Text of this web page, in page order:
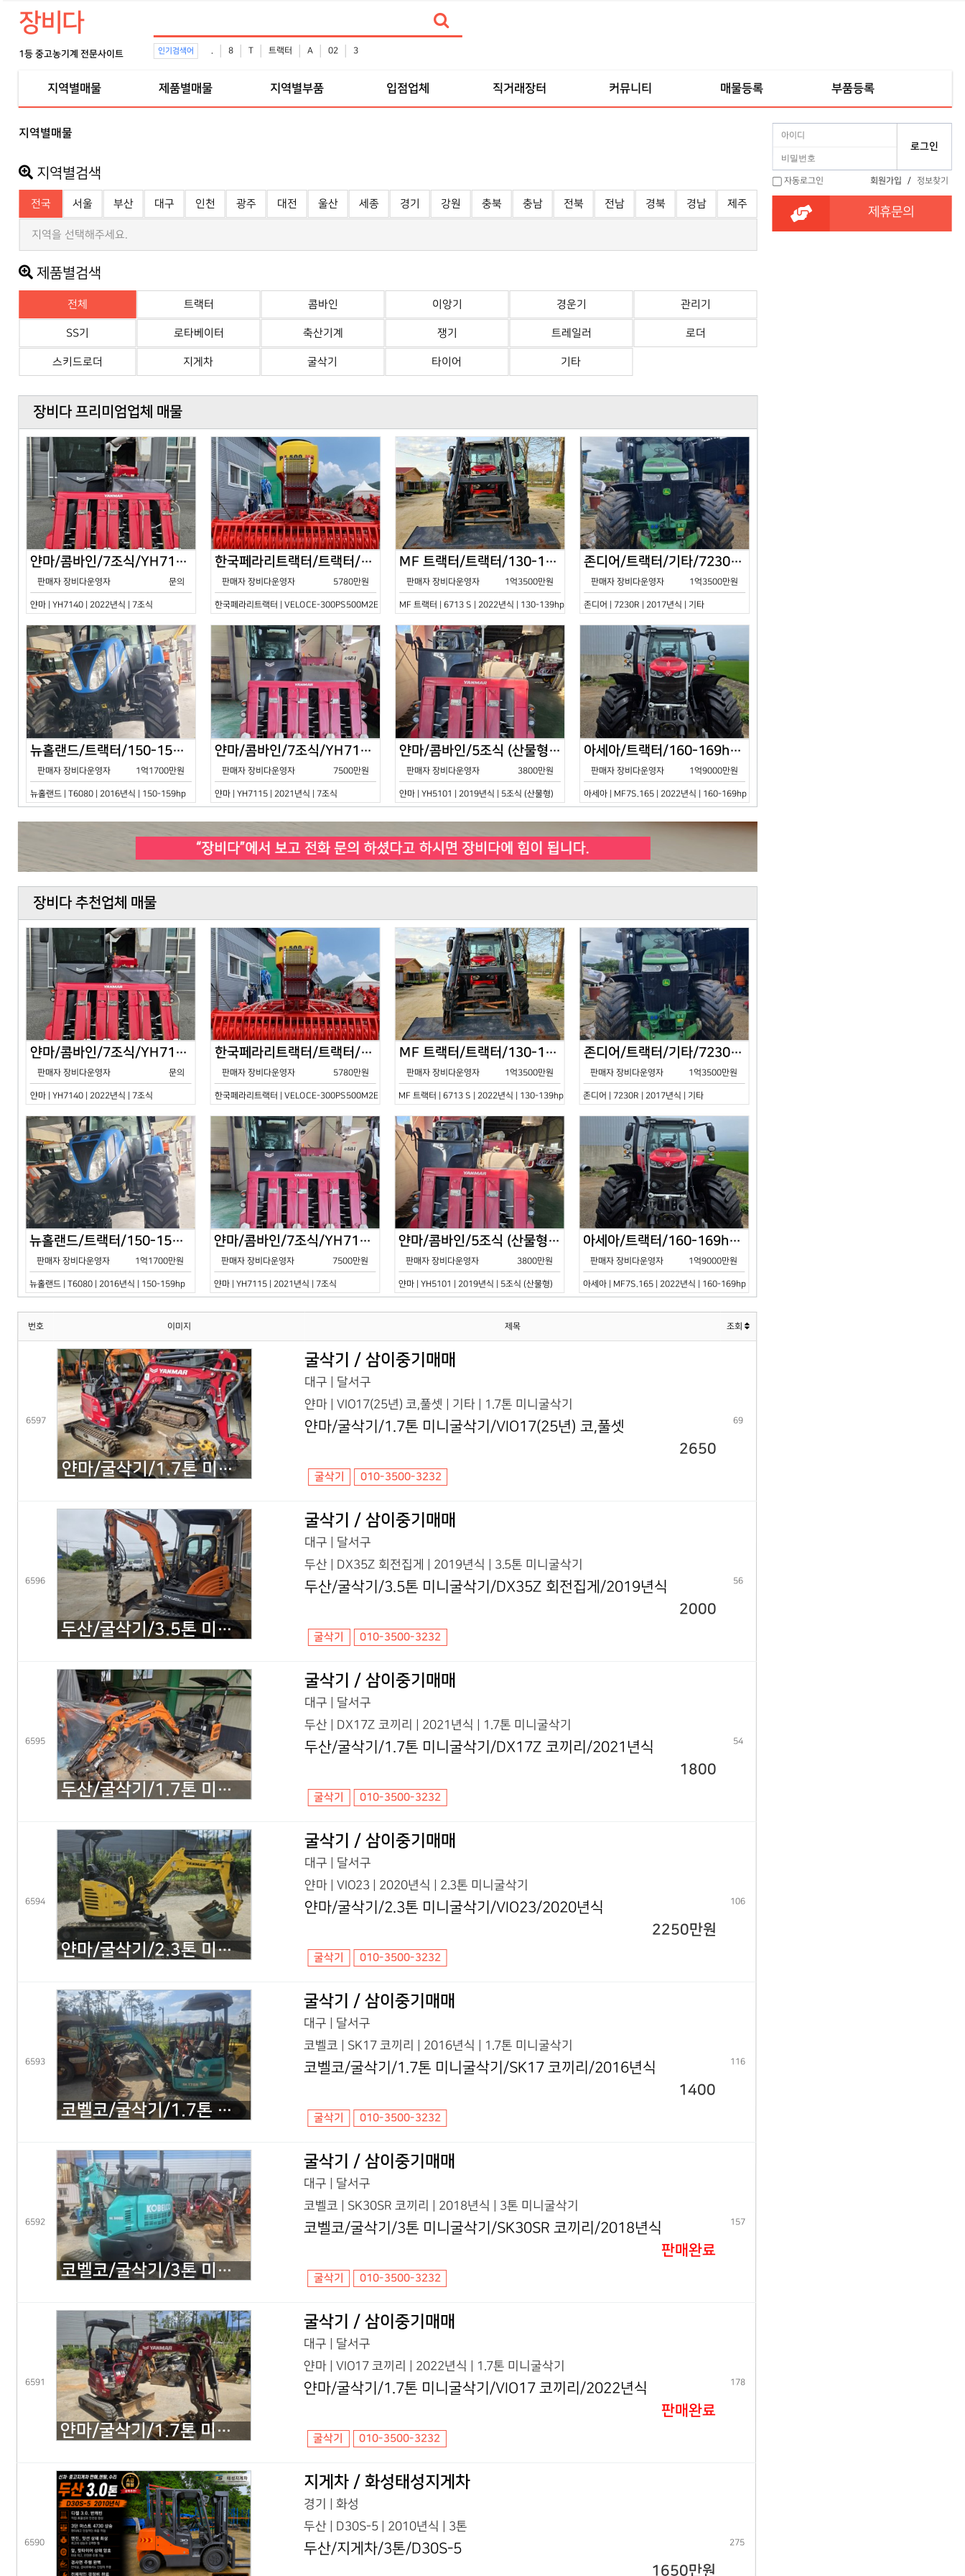
장비다
1등 중고농기계 전문사이트 인기검색어 . 8 T 트랙터 A 02 3
지역별매물 제품별매물 지역별부품 입점업체 직거래장터 커뮤니티 매물등록 부품등록
지역별매물
지역별검색
전국 서울 부산 대구 인천 광주 대전 울산 세종 경기 강원 충북 충남 전북 전남 경북 경남 제주
지역을 선택해주세요.
제품별검색
전체 트랙터 콤바인 이앙기 경운기 관리기
SS기 로타베이터 축산기계 쟁기 트레일러 로더
스키드로더 지게차 굴삭기 타이어 기타
장비다 프리미엄업체 매물
얀마/콤바인/7조식/YH7140/2024년식
판매자 장비다운영자 문의
얀마 | YH7140 | 2022년식 | 7조식
한국페라리트랙터/트랙터/기타/VELOCE-300PS500M2E/2022년식
판매자 장비다운영자 5780만원
한국페라리트랙터 | VELOCE-300PS500M2E | 2022년식 | 기타
MF 트랙터/트랙터/130-139hp/6713 S/2022년식
판매자 장비다운영자 1억3500만원
MF 트랙터 | 6713 S | 2022년식 | 130-139hp
존디어/트랙터/기타/7230R/2017년식
판매자 장비다운영자 1억3500만원
존디어 | 7230R | 2017년식 | 기타
뉴홀랜드/트랙터/150-159hp/T6080/2016년식
판매자 장비다운영자 1억1700만원
뉴홀랜드 | T6080 | 2016년식 | 150-159hp
얀마/콤바인/7조식/YH7115/2021년식
판매자 장비다운영자 7500만원
얀마 | YH7115 | 2021년식 | 7조식
얀마/콤바인/5조식 (산물형)/YH5101/2019년식
판매자 장비다운영자 3800만원
얀마 | YH5101 | 2019년식 | 5조식 (산물형)
아세아/트랙터/160-169hp/MF7S.165/2023년식
판매자 장비다운영자 1억9000만원
아세아 | MF7S.165 | 2022년식 | 160-169hp
장비다 추천업체 매물
얀마/콤바인/7조식/YH7140/2024년식
판매자 장비다운영자 문의
얀마 | YH7140 | 2022년식 | 7조식
한국페라리트랙터/트랙터/기타/VELOCE-300PS500M2E/2022년식
판매자 장비다운영자 5780만원
한국페라리트랙터 | VELOCE-300PS500M2E | 2022년식 | 기타
MF 트랙터/트랙터/130-139hp/6713 S/2022년식
판매자 장비다운영자 1억3500만원
MF 트랙터 | 6713 S | 2022년식 | 130-139hp
존디어/트랙터/기타/7230R/2017년식
판매자 장비다운영자 1억3500만원
존디어 | 7230R | 2017년식 | 기타
뉴홀랜드/트랙터/150-159hp/T6080/2016년식
판매자 장비다운영자 1억1700만원
뉴홀랜드 | T6080 | 2016년식 | 150-159hp
얀마/콤바인/7조식/YH7115/2021년식
판매자 장비다운영자 7500만원
얀마 | YH7115 | 2021년식 | 7조식
얀마/콤바인/5조식 (산물형)/YH5101/2019년식
판매자 장비다운영자 3800만원
얀마 | YH5101 | 2019년식 | 5조식 (산물형)
아세아/트랙터/160-169hp/MF7S.165/2023년식
판매자 장비다운영자 1억9000만원
아세아 | MF7S.165 | 2022년식 | 160-169hp
번호 이미지 제목 조회
6597
얀마/굴삭기/1.7톤 미니굴삭기/VIO17(25년) 코,풀셋
굴삭기 / 삼이중기매매
대구 | 달서구
얀마 | VIO17(25년) 코,풀셋 | 기타 | 1.7톤 미니굴삭기
얀마/굴삭기/1.7톤 미니굴삭기/VIO17(25년) 코,풀셋
2650
굴삭기 010-3500-3232
69
6596
두산/굴삭기/3.5톤 미니굴삭기/DX35Z 회전집게/2019년식
굴삭기 / 삼이중기매매
대구 | 달서구
두산 | DX35Z 회전집게 | 2019년식 | 3.5톤 미니굴삭기
두산/굴삭기/3.5톤 미니굴삭기/DX35Z 회전집게/2019년식
2000
굴삭기 010-3500-3232
56
6595
두산/굴삭기/1.7톤 미니굴삭기/DX17Z 코끼리/2021년식
굴삭기 / 삼이중기매매
대구 | 달서구
두산 | DX17Z 코끼리 | 2021년식 | 1.7톤 미니굴삭기
두산/굴삭기/1.7톤 미니굴삭기/DX17Z 코끼리/2021년식
1800
굴삭기 010-3500-3232
54
6594
얀마/굴삭기/2.3톤 미니굴삭기/VIO23/2020년식
굴삭기 / 삼이중기매매
대구 | 달서구
얀마 | VIO23 | 2020년식 | 2.3톤 미니굴삭기
얀마/굴삭기/2.3톤 미니굴삭기/VIO23/2020년식
2250만원
굴삭기 010-3500-3232
106
6593
코벨코/굴삭기/1.7톤 미니굴삭기/SK17 코끼리/2016년식
굴삭기 / 삼이중기매매
대구 | 달서구
코벨코 | SK17 코끼리 | 2016년식 | 1.7톤 미니굴삭기
코벨코/굴삭기/1.7톤 미니굴삭기/SK17 코끼리/2016년식
1400
굴삭기 010-3500-3232
116
6592
코벨코/굴삭기/3톤 미니굴삭기/SK30SR 코끼리/2018년식
굴삭기 / 삼이중기매매
대구 | 달서구
코벨코 | SK30SR 코끼리 | 2018년식 | 3톤 미니굴삭기
코벨코/굴삭기/3톤 미니굴삭기/SK30SR 코끼리/2018년식
판매완료
굴삭기 010-3500-3232
157
6591
얀마/굴삭기/1.7톤 미니굴삭기/VIO17 코끼리/2022년식
굴삭기 / 삼이중기매매
대구 | 달서구
얀마 | VIO17 코끼리 | 2022년식 | 1.7톤 미니굴삭기
얀마/굴삭기/1.7톤 미니굴삭기/VIO17 코끼리/2022년식
판매완료
굴삭기 010-3500-3232
178
6590
지게차 / 화성태성지게차
경기 | 화성
두산 | D30S-5 | 2010년식 | 3톤
두산/지게차/3톤/D30S-5
1650만원
275
자동로그인 회원가입 / 정보찾기
제휴문의